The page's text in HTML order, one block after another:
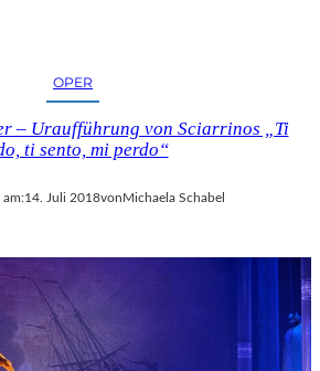
OPER
– Uraufführung von Sciarrinos „Ti
ti sento, mi perdo“
14. Juli 2018vonMichaela Schabel